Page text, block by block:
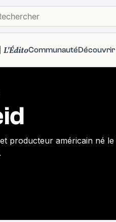
L'ÉditoCommunautéDécouvrir
producteur américain né